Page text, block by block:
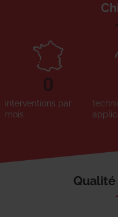
interventions par
mois
0